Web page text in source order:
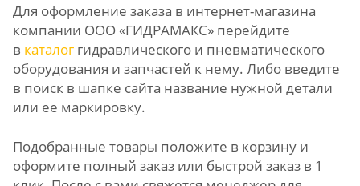
Для оформление заказа в интернет-магазина
компании ООО «ГИДРАМАКС» перейдите
в каталог гидравлического и пневматического
оборудования и запчастей к нему. Либо введите
в поиск в шапке сайта название нужной детали
или ее маркировку.
Подобранные товары положите в корзину и
оформите полный заказ или быстрой заказ в 1